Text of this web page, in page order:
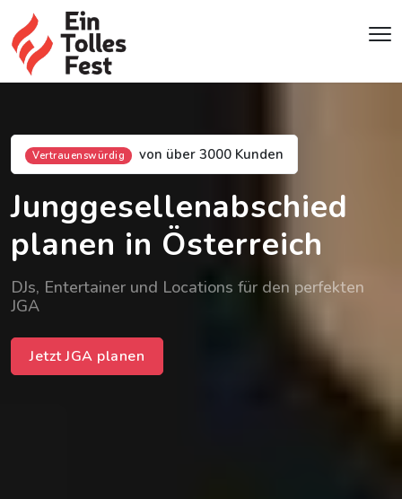
Vertrauenswürdig von über 3000 Kunden
Junggesellenabschied
planen in Österreich
DJs, Entertainer und Locations für den perfekten
JGA
Jetzt JGA planen